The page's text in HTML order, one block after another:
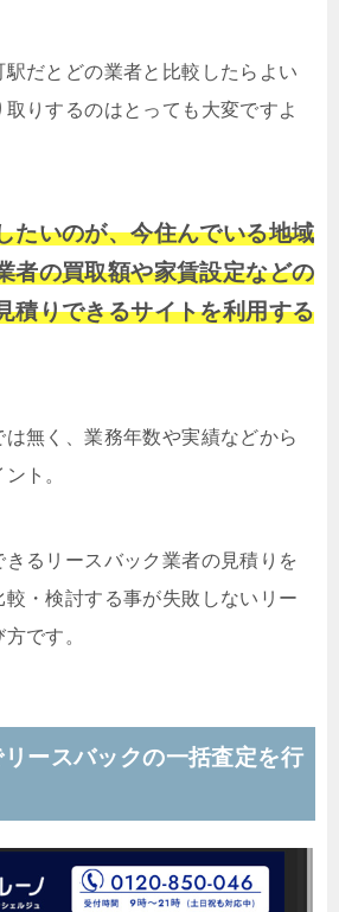
だとどの業者と比較したらよい
りするのはとっても大変ですよ
たいのが、今住んでいる地域
者の買取額や家賃設定などの
積りできるサイトを利用する
は無く、業務年数や実績などから
ト。
るリースバック業者の見積りを
較・検討する事が失敗しないリー
です。
ースバックの一括査定を行